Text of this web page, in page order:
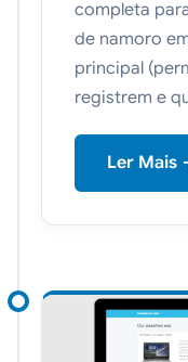
completa
de namoro
principal
registrem e
Ler Mais